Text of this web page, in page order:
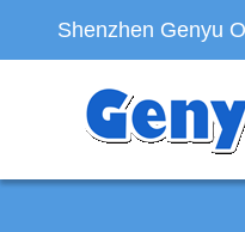
Shenzhen Genyu